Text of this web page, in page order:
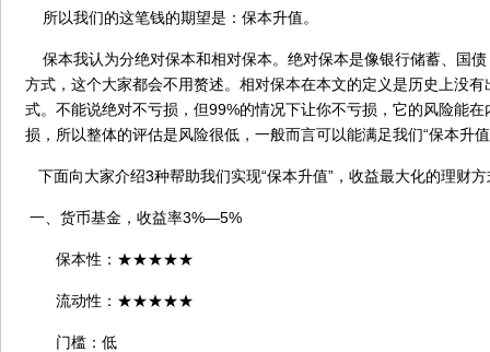
所以我们的这笔钱的期望是：保本升值。
保本我认为分绝对保本和相对保本。绝对保本是像银行储蓄、国
方式，这个大家都会不用赘述。相对保本在本文的定义是历史上没
式。不能说绝对不亏损，但99%的情况下让你不亏损，它的风险能
损，所以整体的评估是风险很低，一般而言可以能满足我们“保本升
下面向大家介绍3种帮助我们实现“保本升值”，收益最大化的理财方
一、货币基金，收益率3%—5%
保本性：★★★★★
流动性：★★★★★
门槛：低